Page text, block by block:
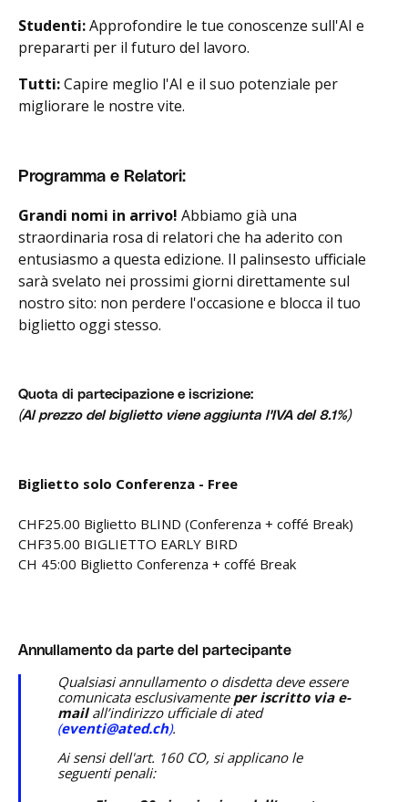
Studenti:Approfondire le tue conoscenze sull'AI e
prepararti per il futuro del lavoro.
Tutti:Capire meglio l'AI e il suo potenziale per
migliorare le nostre vite.
Programma e Relatori:
Grandi nomi in arrivo! Abbiamo già una
straordinaria rosa di relatori che ha aderito con
entusiasmo a questa edizione. Il palinsesto ufficiale
sarà svelato nei prossimi giorni direttamente sul
nostro sito: non perdere l'occasione e blocca il tuo
biglietto oggi stesso.
Quota di partecipazione e iscrizione:
(Al prezzo del biglietto viene aggiunta l'IVA del 8.1%)
Biglietto solo Conferenza - Free
CHF25.00 Biglietto BLIND (Conferenza + coffé Break)
CHF35.00 BIGLIETTO EARLY BIRD
CH 45:00 Biglietto Conferenza + coffé Break
Annullamento da parte del partecipante
Qualsiasi annullamento o disdetta deve essere
comunicata esclusivamente per iscritto via e-
mailall’indirizzo ufficiale di ated
(eventi@ated.ch).
Ai sensi dell'art. 160 CO, si applicano le
seguenti penali: